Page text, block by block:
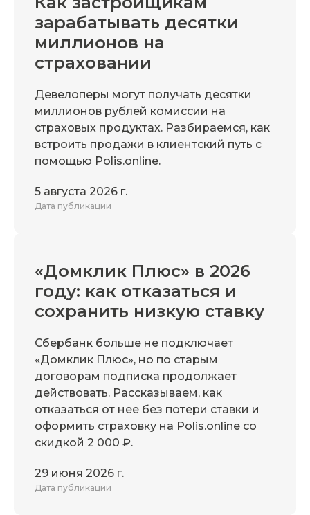
зарабатывать десятки
миллионов на
страховании
Девелоперы могут получать десятки
миллионов рублей комиссии на
страховых продуктах. Разбираемся, как
встроить продажи в клиентский путь с
помощью Polis.online.
5 августа 2026 г.
Дата публикации
«Домклик Плюс» в 2026
году: как отказаться и
сохранить низкую ставку
Сбербанк больше не подключает
«Домклик Плюс», но по старым
договорам подписка продолжает
действовать. Рассказываем, как
отказаться от нее без потери ставки и
оформить страховку на Polis.online со
скидкой 2 000 ₽.
29 июня 2026 г.
Дата публикации